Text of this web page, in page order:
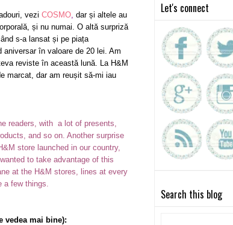
vezi COSMO, dar și altele au
și nu numai. O altă surpriză
s-a lansat și pe piața
în valoare de 20 lei. Am
reviste în această lună. La H&M
marcat, dar am reușit să-mi iau
readers, with a lot of presents,
and so on. Another surprise
store launched in our country,
to take advantage of this
at the H&M stores, lines at every
a few things.
vedea mai bine):
Let's connect
Search this blog